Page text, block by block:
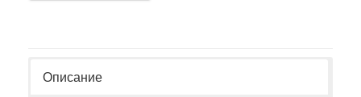
Описание